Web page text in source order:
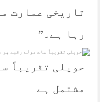
تاریخی عمارت
رہا ہے۔”
حویلی تقریباً
مشتمل ہے